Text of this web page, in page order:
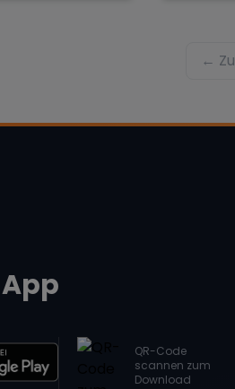
←
QR-Code
scannen zum
Download